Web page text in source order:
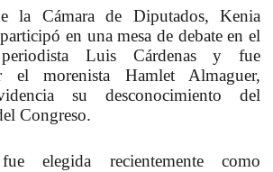
la Cámara de Diputados, Kenia
en una mesa de debate en el
Luis Cárdenas y fue
el morenista Hamlet Almaguer,
su desconocimiento del
Congreso.
fue elegida recientemente como